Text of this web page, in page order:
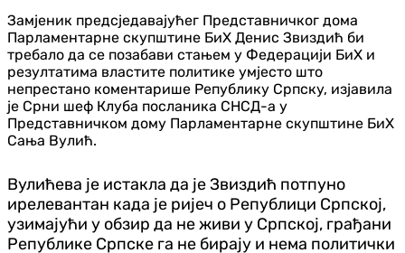
Замјеник предсједавајућег Представничког дома
Парламентарне скупштине БиХ Денис Звиздић би
требало да се позабави стањем у Федерацији БиХ и
резултатима властите политике умјесто што
непрестано коментарише Републику Српску, изјавила
је Срни шеф Клуба посланика СНСД-а у
Представничком дому Парламентарне скупштине БиХ
Сања Вулић.
Вулићева је истакла да је Звиздић потпуно
ирелевантан када је ријеч о Републици Српској,
узимајући у обзир да не живи у Српској, грађани
Републике Српске га не бирају и нема политички